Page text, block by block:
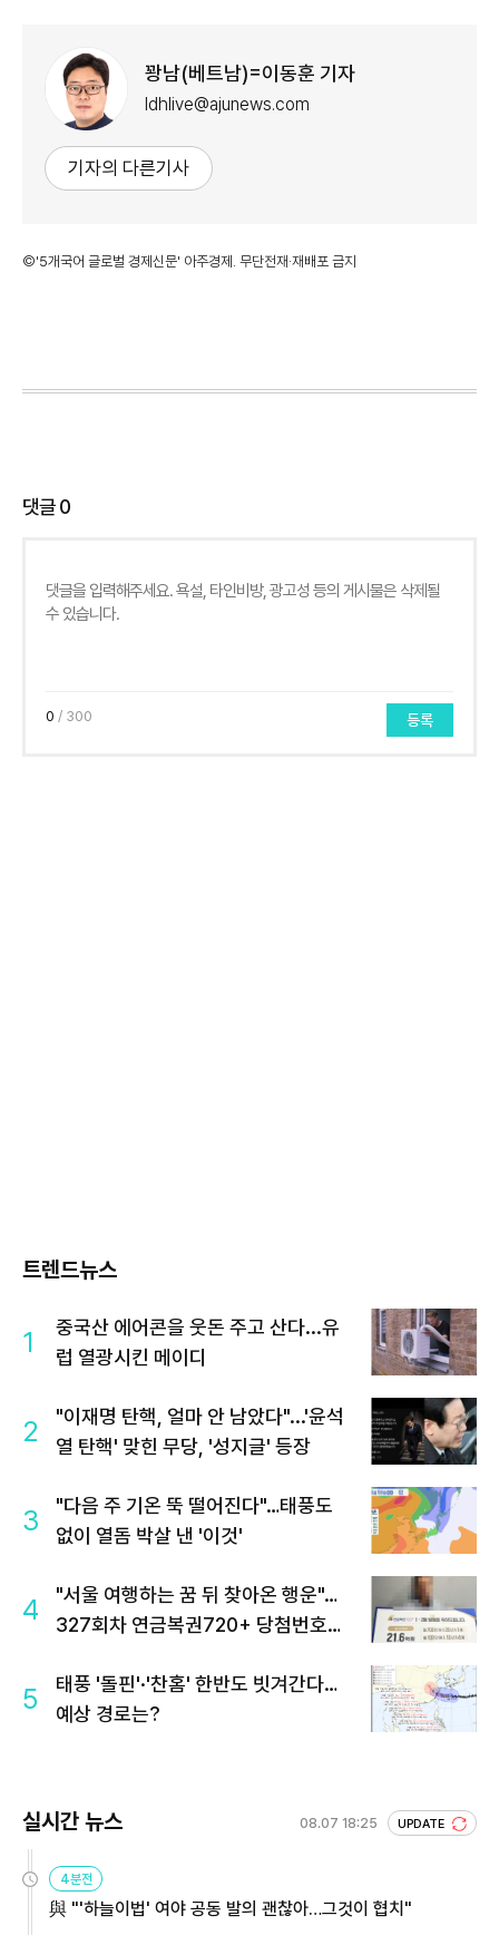
꽝남(베트남)=이동훈 기자
ldhlive@ajunews.com
기자의 다른기사
©'5개국어 글로벌 경제신문' 아주경제. 무단전재·재배포 금지
댓글0
0 / 300 등록
트렌드뉴스
1
중국산 에어콘을 웃돈 주고 산다...유
럽 열광시킨 메이디
2
"이재명 탄핵, 얼마 안 남았다"...'윤석
열 탄핵' 맞힌 무당, '성지글' 등장
3
"다음 주 기온 뚝 떨어진다"…태풍도
없이 열돔 박살 낸 '이것'
4
"서울 여행하는 꿈 뒤 찾아온 행운"…
327회차 연금복권720+ 당첨번호조
5
태풍 '돌핀'·'찬홈' 한반도 빗겨간다…
예상 경로는?
실시간 뉴스 08.07 18:25 UPDATE
4분전
與 "'하늘이법' 여야 공동 발의 괜찮아…그것이 협치"